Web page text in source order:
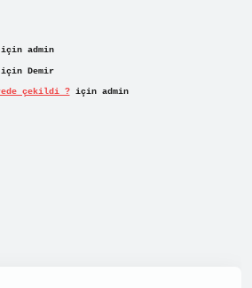
admin
Demir
çekildi ?için admin